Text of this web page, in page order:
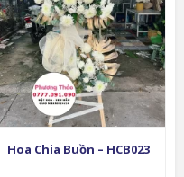
Hoa Chia Buồn – HCB023